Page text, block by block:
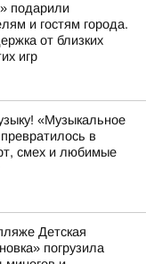
подарили
и гостям города.
от близких
игр
«Музыкальное
в
смех и любимые
Детская
погрузила